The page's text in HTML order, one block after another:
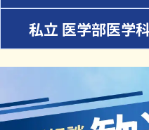
私立 医学部医学